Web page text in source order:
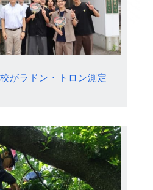
がラドン・トロン測定